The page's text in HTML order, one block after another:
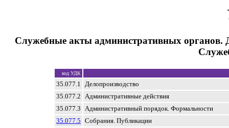
Служебные акты административных органов.
код УДК
35.077.1 Делопроизводство
35.077.2 Административные действия
35.077.3 Административный порядок. Формальности
35.077.5 Собрания. Публикации